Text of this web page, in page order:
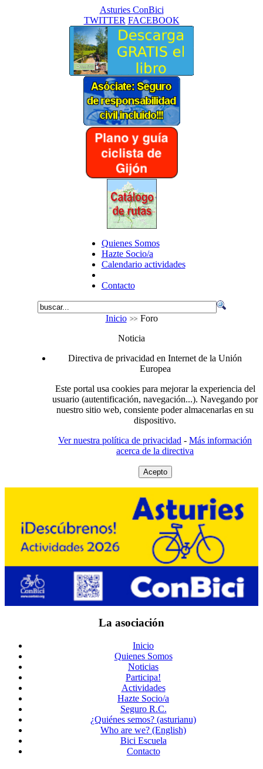
Asturies ConBici
TWITTER FACEBOOK
Quienes Somos
Hazte Socio/a
Calendario actividades
Contacto
Inicio
Foro
Noticia
Directiva de privacidad en Internet de la Unión
Europea
Este portal usa cookies para mejorar la experiencia del
usuario (autentificación, navegación...). Navegando por
nuestro sitio web, consiente poder almacenarlas en su
dispositivo.
Ver nuestra política de privacidad - Más información
acerca de la directiva
Acepto
La asociación
Inicio
Quienes Somos
Noticias
Participa!
Actividades
Hazte Socio/a
Seguro R.C.
¿Quiénes semos? (asturianu)
Who are we? (English)
Bici Escuela
Contacto